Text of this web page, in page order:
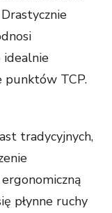
punktów TCP.
tradycyjnych,
płynne ruchy